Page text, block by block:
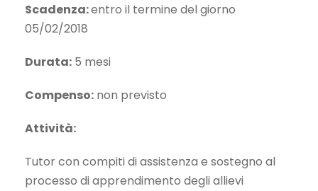
Scadenza:entro il termine del giorno
05/02/2018
Durata: 5 mesi
Compenso: non previsto
Attività:
Tutor con compiti di assistenza e sostegno al
processo di apprendimento degli allievi